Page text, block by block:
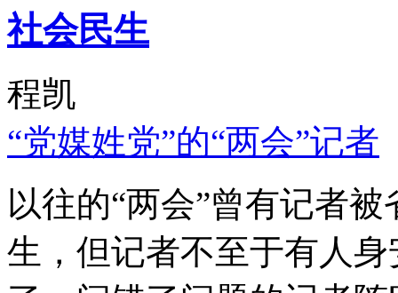
社会民生
程凯
“党媒姓党”的“两会”记者
以往的“两会”曾有记者
生，但记者不至于有人